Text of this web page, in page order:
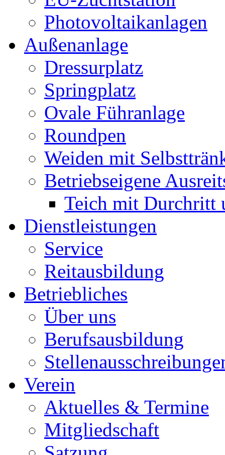
Photovoltaikanlagen
Außenanlage
Dressurplatz
Springplatz
Ovale Führanlage
Roundpen
Weiden mit
Betriebseigene
Teich mit Durchritt
Dienstleistungen
Service
Reitausbildung
Betriebliches
Über uns
Berufsausbildung
Verein
Aktuelles & Termine
Mitgliedschaft